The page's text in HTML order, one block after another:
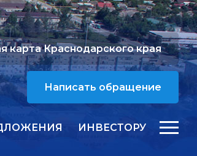
карта Краснодарского края
Написать обращение
ИНВЕСТОРУ